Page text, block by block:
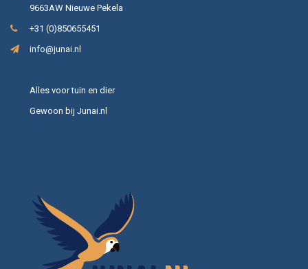
9663AW Nieuwe Pekela
+31 (0)850655451
info@junai.nl
Alles voor tuin en dier
Gewoon bij Junai.nl